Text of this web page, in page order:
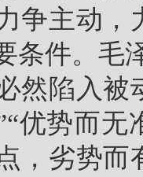
争主动
条件。毛
然陷入
优势而
，劣势而